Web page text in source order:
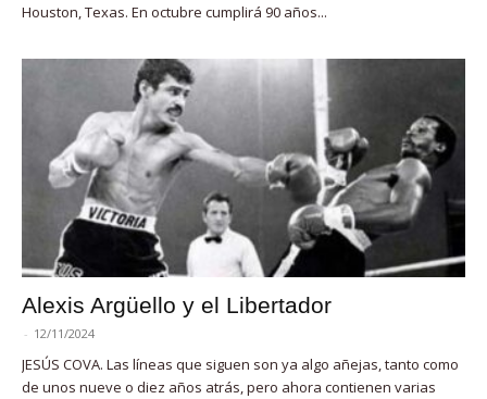
Houston, Texas. En octubre cumplirá 90 años...
Alexis Argüello y el Libertador
- 12/11/2024
JESÚS COVA. Las líneas que siguen son ya algo añejas, tanto como
de unos nueve o diez años atrás, pero ahora contienen varias